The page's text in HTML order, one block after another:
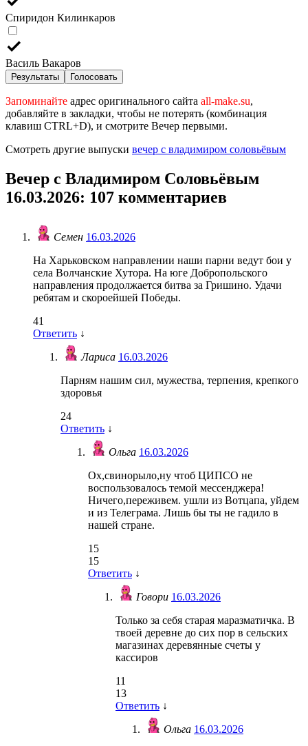
Спиридон Килинкаров
Василь Вакаров
Результаты Голосовать
Запоминайте адрес оригинального сайта all-make.su,
добавляйте в закладки, чтобы не потерять (комбинация
клавиш CTRL+D), и смотрите Вечер первыми.
Смотреть другие выпуски вечер с владимиром соловьёвым
Вечер с Владимиром Соловьёвым
16.03.2026: 107 комментариев
Семен 16.03.2026
На Харьковском направлении наши парни ведут бои у
села Волчанские Хутора. На юге Добропольского
направления продолжается битва за Гришино. Удачи
ребятам и скороейшей Победы.
41
Ответить ↓
Лариса 16.03.2026
Парням нашим сил, мужества, терпения, крепкого
здоровья
24
Ответить ↓
Ольга 16.03.2026
Ох,свинорыло,ну чтоб ЦИПСО не
воспользовалось темой мессенджера!
Ничего,переживем. ушли из Вотцапа, уйдем
и из Телеграма. Лишь бы ты не гадило в
нашей стране.
15
15
Ответить ↓
Говори 16.03.2026
Только за себя старая маразматичка. В
твоей деревне до сих пор в сельских
магазинах деревянные счеты у
кассиров
11
13
Ответить ↓
Ольга 16.03.2026